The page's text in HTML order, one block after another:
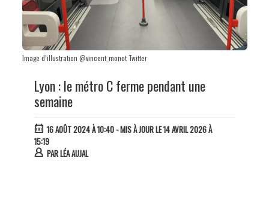
Image d’illustration @vincent_monot Twitter
Lyon : le métro C ferme pendant une
semaine
16 AOÛT 2024 À 10:40- MIS À JOUR LE 14 AVRIL 2026 À
15:19
PARLÉA AUJAL